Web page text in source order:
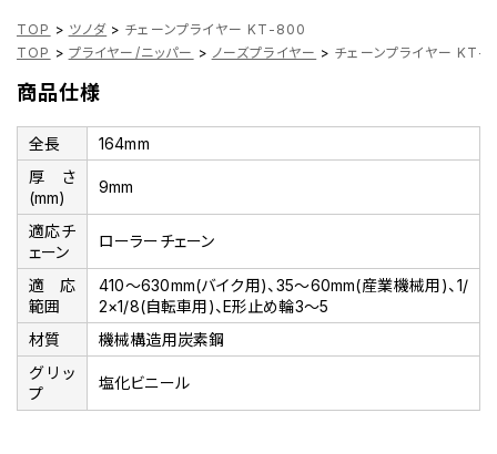
TOP > ツノダ > チェーンプライヤー KT-800
TOP > プライヤー/ニッパー > ノーズプライヤー > チェーンプライヤー KT-
商品仕様
全長
164mm
厚さ
(mm)
9mm
適応チ
ェーン
ローラーチェーン
適応
範囲
410～630mm(バイク用)、35～60mm(産業機械用)、1/
2×1/8(自転車用)、E形止め輪3～5
材質
機械構造用炭素鋼
グリッ
プ
塩化ビニール